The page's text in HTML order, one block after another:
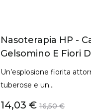
Nasoterapia HP -
Gelsomino E Fiori
Un’esplosione fiorita
tuberose e un...
14,03 € 16,50 €